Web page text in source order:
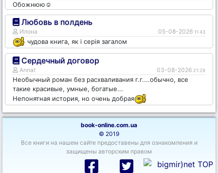
Обожнюю☺️
Любовь в полдень
Илона 05-08-2026 11:43
чудова книга, як і серія загалом
Сердечный договор
Annat 03-08-2026 21:29
Необычный роман без расхваливания г.г....обычно, все
такие красивые, умные, богатые...
Непонятная история, но очень добрая
book-online.com.ua
© 2019
Все книги на нашем сайте предоставены для ознакомления и
защищены авторским правом